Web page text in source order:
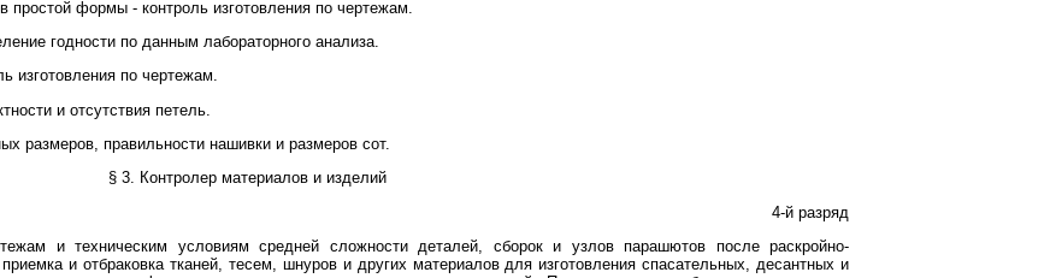
формы - контроль изготовления по чертежам.
годности по данным лабораторного анализа.
изготовления по чертежам.
и отсутствия петель.
размеров, правильности нашивки и размеров сот.
§ 3. Контролер материалов и изделий
4-й разряд
и техническим условиям средней сложности деталей, сборок и узлов парашютов после раскройно-
и отбраковка тканей, тесем, шнуров и других материалов для изготовления спасательных, десантных и